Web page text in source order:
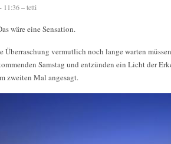
11:36 – tetti
wäre eine Sensation.
Überraschung vermutlich noch lange warten
Samstag und entzünden ein Licht der
zweiten Mal angesagt.